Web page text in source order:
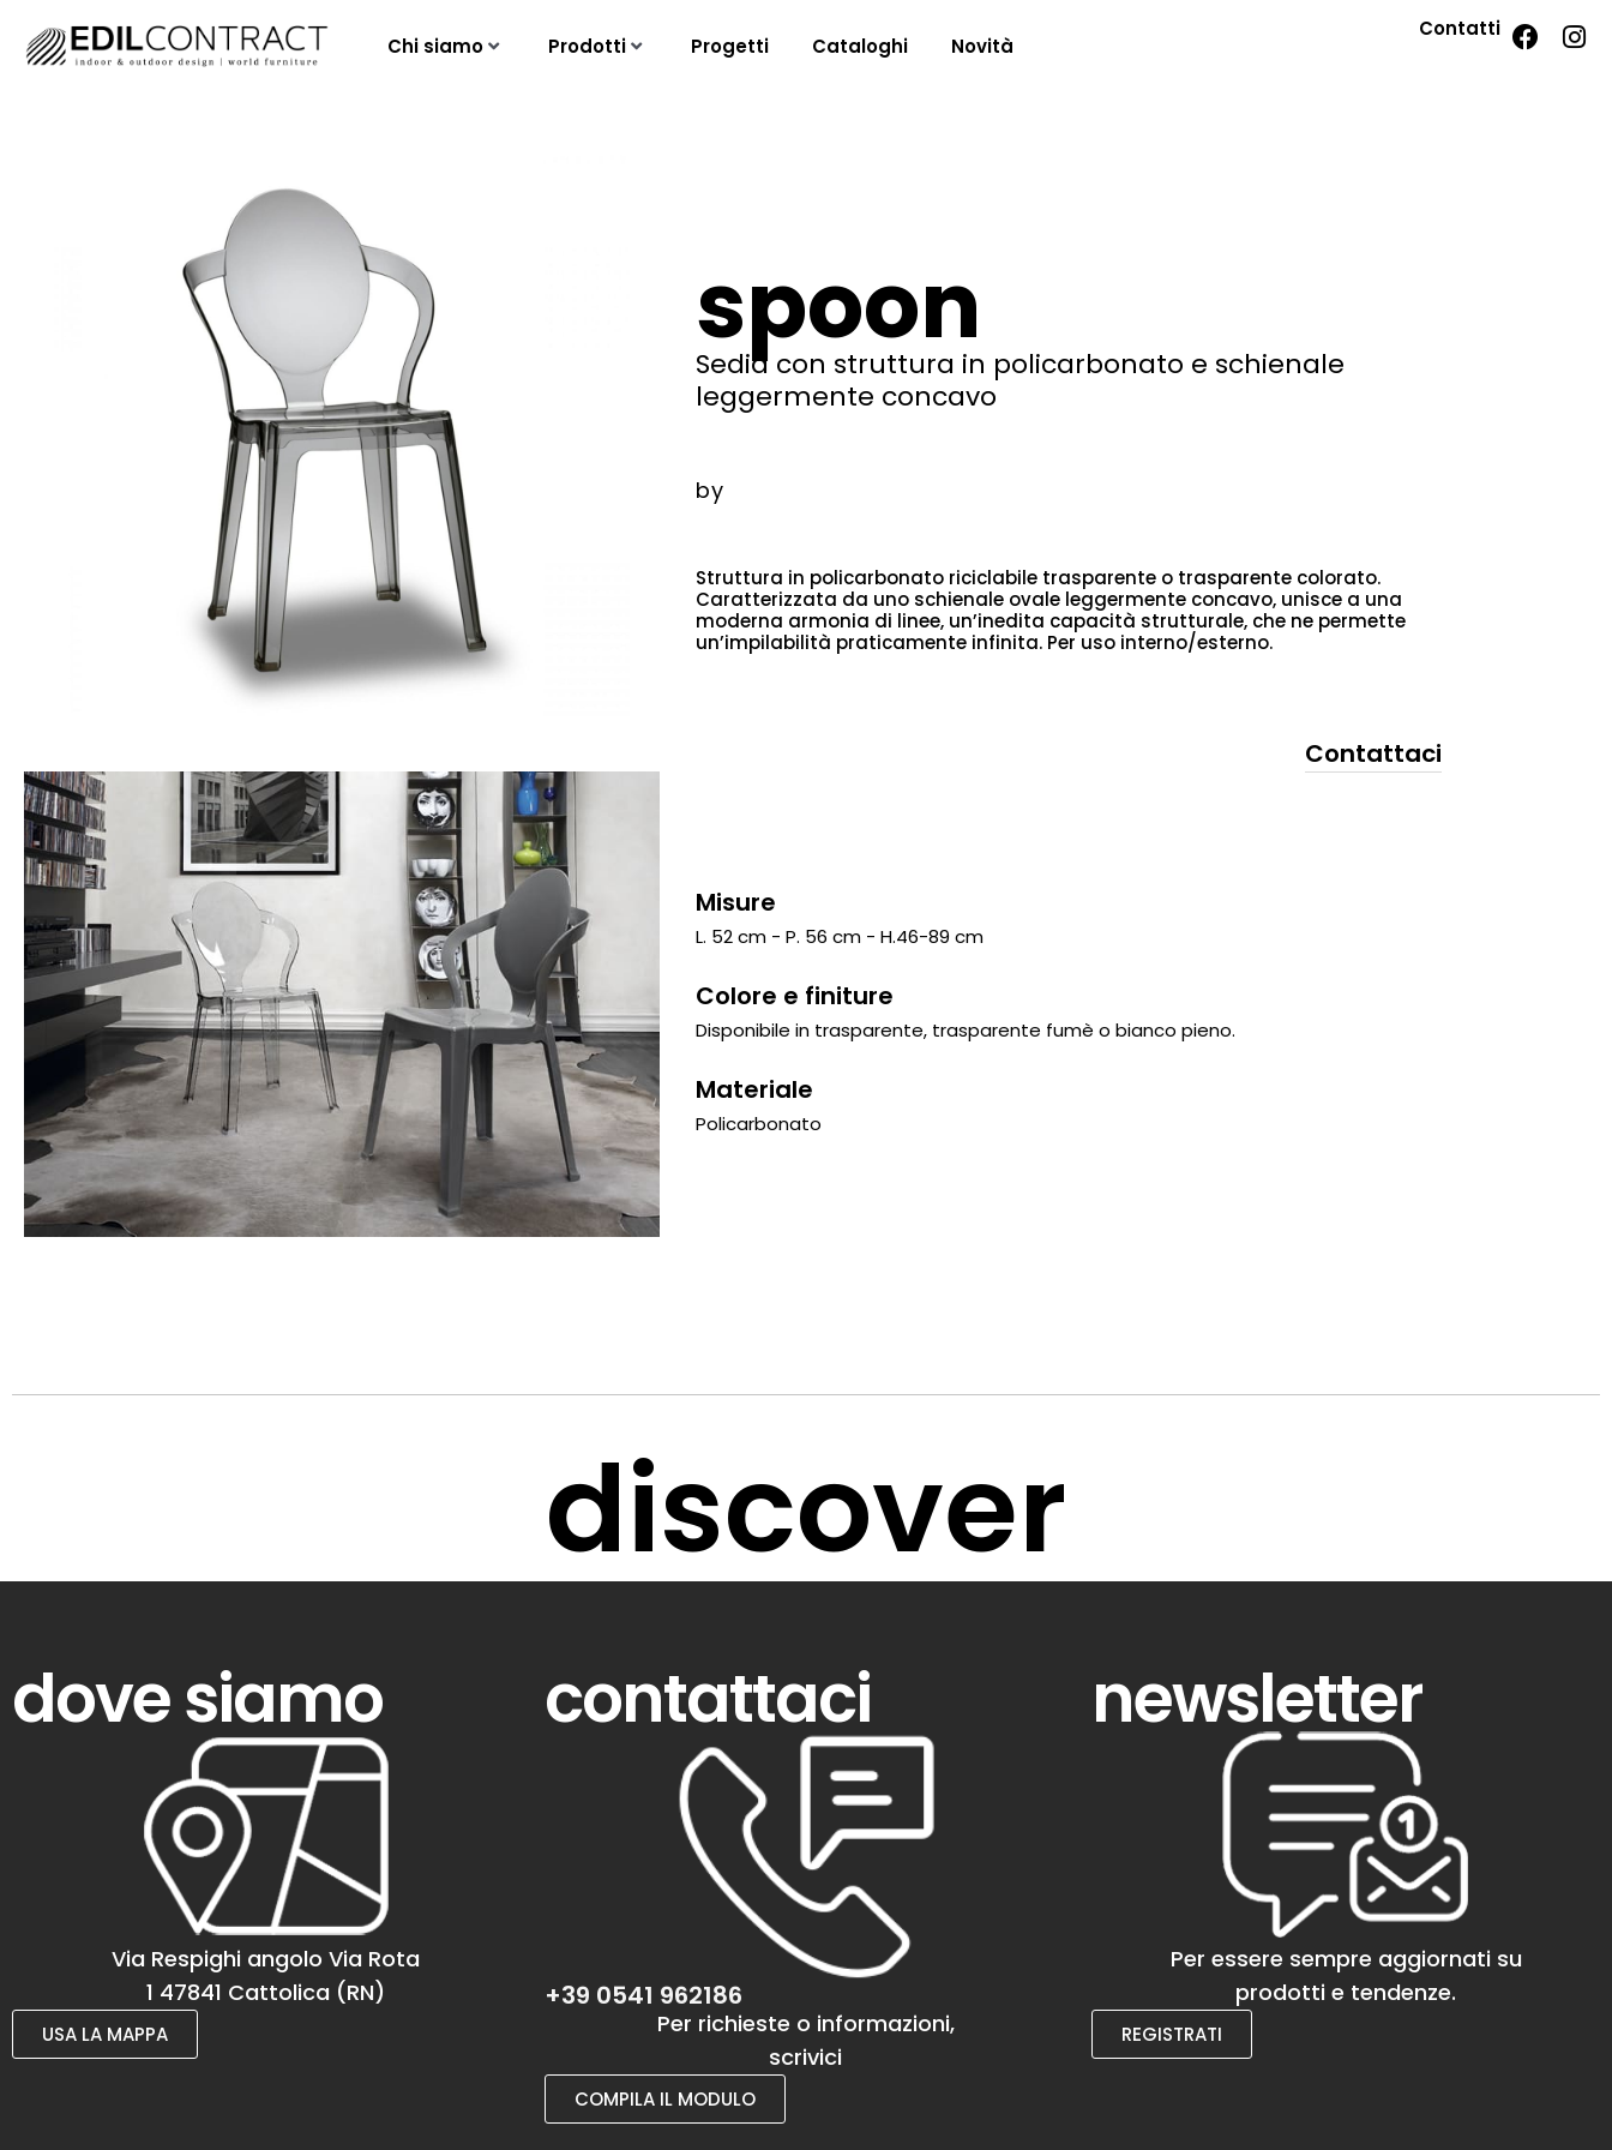
Chi siamo Prodotti Progetti Cataloghi Novità
Contatti
spoon
Sedia con struttura in policarbonato e schienale
leggermente concavo
by
Struttura in policarbonato riciclabile trasparente o trasparente colorato.
Caratterizzata da uno schienale ovale leggermente concavo, unisce a una
moderna armonia di linee, un’inedita capacità strutturale, che ne permette
un’impilabilità praticamente infinita. Per uso interno/esterno.
Contattaci
Misure
L. 52 cm - P. 56 cm - H.46-89 cm
Colore e finiture
Disponibile in trasparente, trasparente fumè o bianco pieno.
Materiale
Policarbonato
discover
dove siamo
Via Respighi angolo Via Rota
1 47841 Cattolica (RN)
USA LA MAPPA
contattaci
+39 0541 962186
Per richieste o informazioni,
scrivici
COMPILA IL MODULO
newsletter
Per essere sempre aggiornati su
prodotti e tendenze.
REGISTRATI